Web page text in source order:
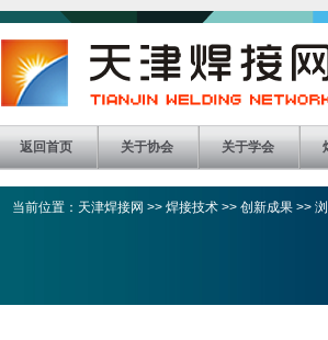
返回首页 关于协会 关于学会
当前位置： 天津焊接网 >> 焊接技术 >> 创新成果 >>